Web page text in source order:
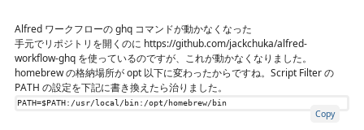
Alfred ワークフローの ghq コマンドが動かなくなった
手元でリポジトリを開くのに https://github.com/jackchuka/alfred-
workflow-ghq を使っているのですが、これが動かなくなりました。
homebrew の格納場所が opt 以下に変わったからですね。Script Filter の
PATH の設定を下記に書き換えたら治りました。
Copy
PATH=$PATH:/usr/local/bin:/opt/homebrew/bin